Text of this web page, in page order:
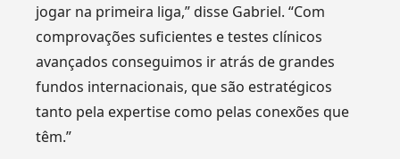
jogar na primeira liga,” disse Gabriel. “Com
comprovações suficientes e testes clínicos
avançados conseguimos ir atrás de grandes
fundos internacionais, que são estratégicos
tanto pela expertise como pelas conexões que
têm.”